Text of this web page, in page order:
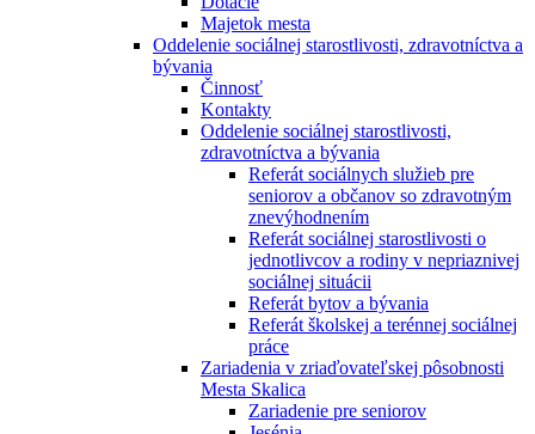
Majetok mesta
Oddelenie sociálnej starostlivosti, zdravotníctva a
bývania
Činnosť
Kontakty
Oddelenie sociálnej starostlivosti,
zdravotníctva a bývania
Referát sociálnych služieb pre
seniorov a občanov so zdravotným
znevýhodnením
Referát sociálnej starostlivosti o
jednotlivcov a rodiny v nepriaznivej
sociálnej situácii
Referát bytov a bývania
Referát školskej a terénnej sociálnej
práce
Zariadenia v zriaďovateľskej pôsobnosti
Mesta Skalica
Zariadenie pre seniorov